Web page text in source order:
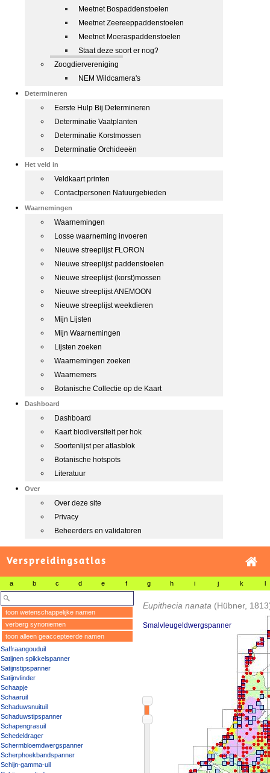
Meetnet Bospaddenstoelen
Meetnet Zeereeppaddenstoelen
Meetnet Moeraspaddenstoelen
Staat deze soort er nog?
Zoogdiervereniging
NEM Wildcamera's
Determineren
Eerste Hulp Bij Determineren
Determinatie Vaatplanten
Determinatie Korstmossen
Determinatie Orchideeën
Het veld in
Veldkaart printen
Contactpersonen Natuurgebieden
Waarnemingen
Waarnemingen
Losse waarneming invoeren
Nieuwe streeplijst FLORON
Nieuwe streeplijst paddenstoelen
Nieuwe streeplijst (korst)mossen
Nieuwe streeplijst ANEMOON
Nieuwe streeplijst weekdieren
Mijn Lijsten
Mijn Waarnemingen
Lijsten zoeken
Waarnemingen zoeken
Waarnemers
Botanische Collectie op de Kaart
Dashboard
Dashboard
Kaart biodiversiteit per hok
Soortenlijst per atlasblok
Botanische hotspots
Literatuur
Over
Over deze site
Privacy
Beheerders en validatoren
Verspreidingsatlas
a b c d e f g h i j k l
toon wetenschappelijke namen
verberg synoniemen
toon alleen geaccepteerde namen
Saffraangouduil
Satijnen spikkelspanner
Satijnstipspanner
Satijnvlinder
Schaapje
Schaaruil
Schaduwsnuituil
Schaduwstipspanner
Schapengrasuil
Schedeldrager
Schermbloemdwergspanner
Scherphoekbandspanner
Schijn-gamma-uil
Eupithecia nanata (Hübner,
Smalvleugeldwergspanner